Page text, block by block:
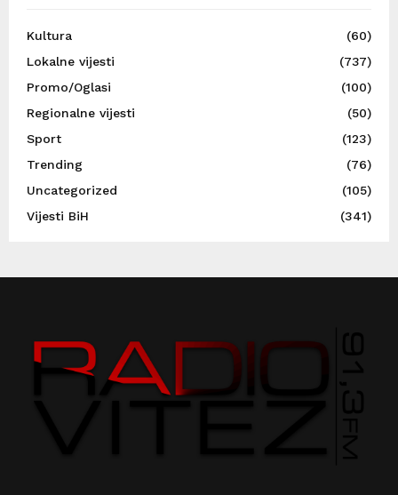
Kultura
(60)
Lokalne vijesti
(737)
Promo/Oglasi
(100)
Regionalne vijesti
(50)
Sport
(123)
Trending
(76)
Uncategorized
(105)
Vijesti BiH
(341)